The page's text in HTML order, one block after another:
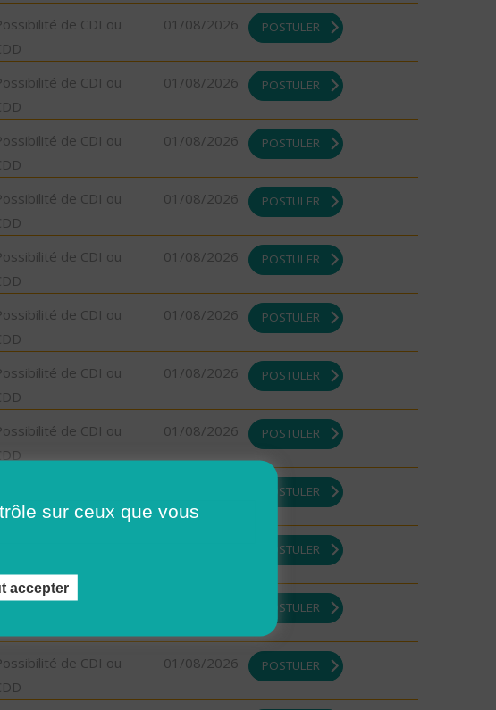
de CDI ou
01/08/2026 POSTULER
de CDI ou
01/08/2026 POSTULER
de CDI ou
01/08/2026 POSTULER
de CDI ou
01/08/2026 POSTULER
de CDI ou
01/08/2026 POSTULER
de CDI ou
01/08/2026 POSTULER
de CDI ou
01/08/2026 POSTULER
de CDI ou
01/08/2026 POSTULER
POSTULER
POSTULER
de CDI ou
POSTULER
de CDI ou
01/08/2026 POSTULER
sur ceux que vous
accepter